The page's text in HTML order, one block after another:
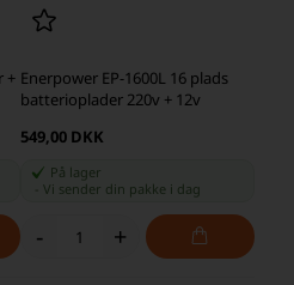
+ Enerpower EP-1600L 16 plads
batterioplader 220v + 12v
549,00 DKK
På lager
Vi sender din pakke i dag
- +